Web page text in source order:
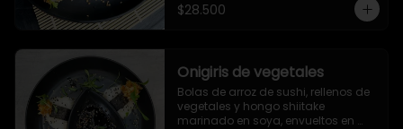
$28.500
Onigiris de vegetales
Bolas de arroz de sushi, rellenos de
vegetales y hongo shiitake
marinado en soya, envueltos en